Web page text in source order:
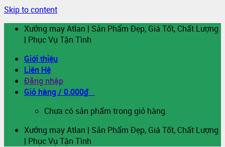
Skip to content
Xưởng may Atlan | Sản Phẩm Đẹp, Giá Tốt, Chất Lượng
| Phục Vụ Tận Tình
Giới thiệu
Liên Hệ
Đăng nhập
Giỏ hàng / 0.000₫
Chưa có sản phẩm trong giỏ hàng.
Xưởng may Atlan | Sản Phẩm Đẹp, Giá Tốt, Chất Lượng
| Phục Vụ Tận Tình